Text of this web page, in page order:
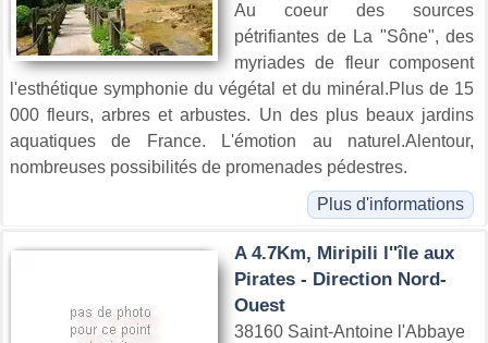
Au coeur des sources
pétrifiantes de La "Sône", des
myriades de fleur composent
l'esthétique symphonie du végétal et du minéral.Plus de 15
000 fleurs, arbres et arbustes. Un des plus beaux jardins
aquatiques de France. L'émotion au naturel.Alentour,
nombreuses possibilités de promenades pédestres.
Plus d'informations
A 4.7Km, Miripili l''île aux
Pirates - Direction Nord-
Ouest
38160 Saint-Antoine l'Abbaye